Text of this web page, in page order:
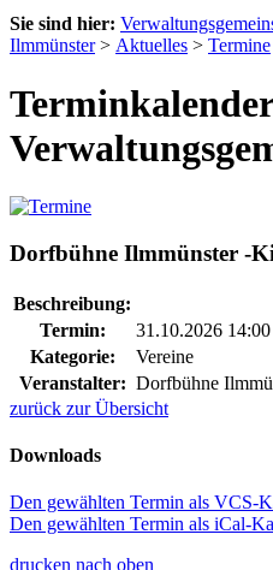
Sie sind hier:
Ilmmünster> Aktuelles > Termine
Dorfbühne Ilmmünster -
Beschreibung:
Termin:
31.10.2026
Kategorie:
Vereine
Veranstalter: Dorfbühne
zurück zur Übersicht
Downloads
Den gewählten Termin als VCS-
Den gewählten Termin als iCal-
drucken nach oben